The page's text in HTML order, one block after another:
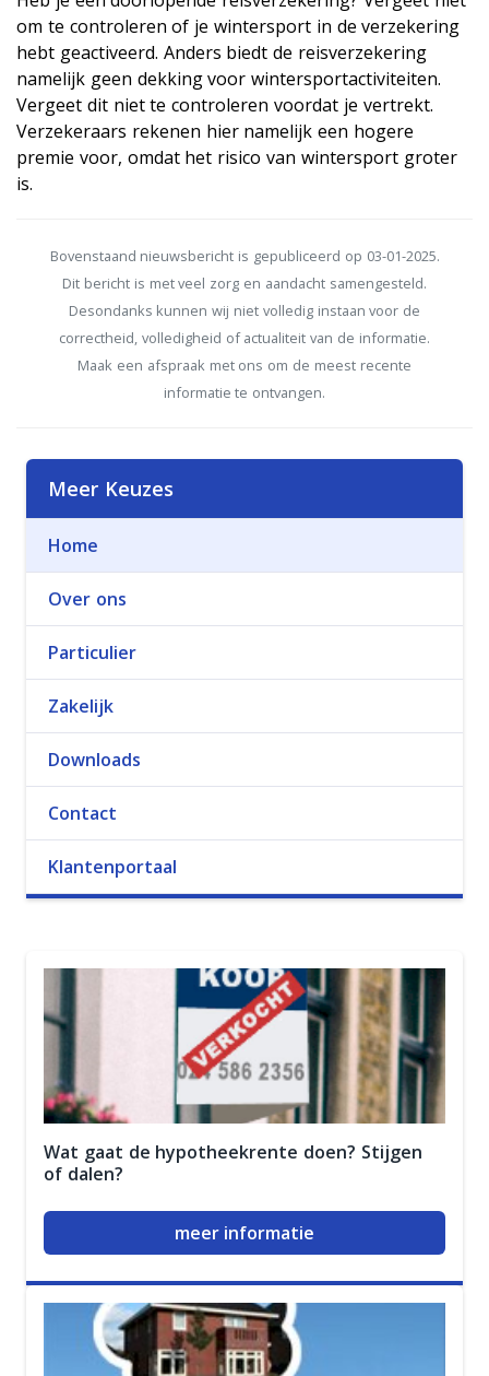
om te controleren of je wintersport in de verzekering
hebt geactiveerd. Anders biedt de reisverzekering
namelijk geen dekking voor wintersportactiviteiten.
Vergeet dit niet te controleren voordat je vertrekt.
Verzekeraars rekenen hier namelijk een hogere
premie voor, omdat het risico van wintersport groter
is.
Bovenstaand nieuwsbericht is gepubliceerd op 03-01-2025.
Dit bericht is met veel zorg en aandacht samengesteld.
Desondanks kunnen wij niet volledig instaan voor de
correctheid, volledigheid of actualiteit van de informatie.
Maak een afspraak met ons om de meest recente
informatie te ontvangen.
Meer Keuzes
Home
Over ons
Particulier
Zakelijk
Downloads
Contact
Klantenportaal
Wat gaat de hypotheekrente doen? Stijgen
of dalen?
meer informatie